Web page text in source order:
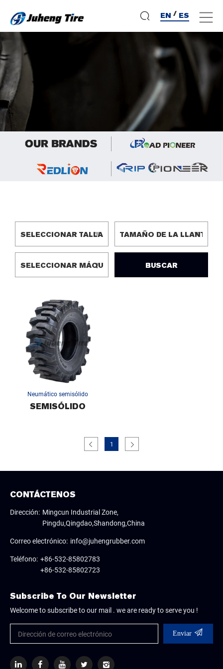
EN / ES
BUSCAR
Neumático semisólido
SEMISÓLIDO
1
CONTÁCTENOS
Dirección: Mingcun Industrial Zone,
Pingdu,Qingdao,Shandong,China
Correo electrónico: info@juhengrubber.com
Teléfono: +86-532-85802783
+86-532-85802723
Subscribe To Our Newsletter
Welcome to subscribe to our mail . we are ready to serve you !
Enviar